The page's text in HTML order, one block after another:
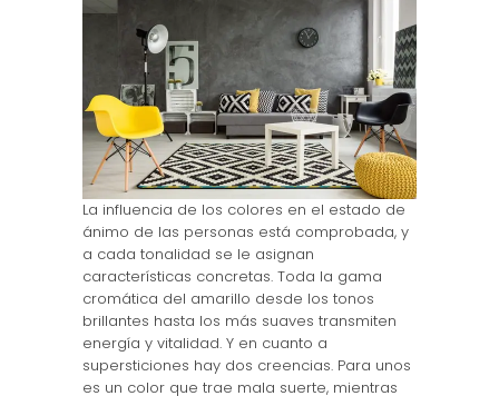
La influencia de los colores en el estado de
ánimo de las personas está comprobada, y
a cada tonalidad se le asignan
características concretas. Toda la gama
cromática del amarillo desde los tonos
brillantes hasta los más suaves transmiten
energía y vitalidad. Y en cuanto a
supersticiones hay dos creencias. Para unos
es un color que trae mala suerte, mientras